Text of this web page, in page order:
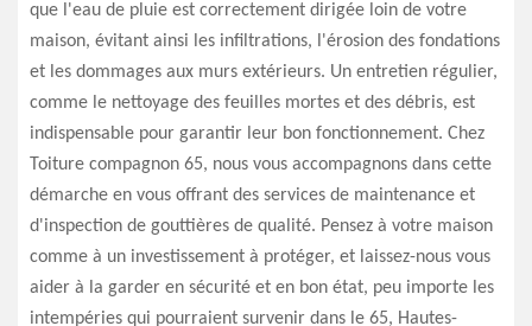
que l'eau de pluie est correctement dirigée loin de votre
maison, évitant ainsi les infiltrations, l'érosion des fondations
et les dommages aux murs extérieurs. Un entretien régulier,
comme le nettoyage des feuilles mortes et des débris, est
indispensable pour garantir leur bon fonctionnement. Chez
Toiture compagnon 65, nous vous accompagnons dans cette
démarche en vous offrant des services de maintenance et
d'inspection de gouttières de qualité. Pensez à votre maison
comme à un investissement à protéger, et laissez-nous vous
aider à la garder en sécurité et en bon état, peu importe les
intempéries qui pourraient survenir dans le 65, Hautes-